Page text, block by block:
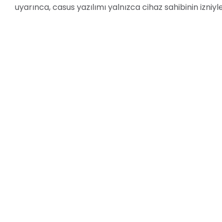
uyarınca, casus yazılımı yalnızca cihaz sahibinin